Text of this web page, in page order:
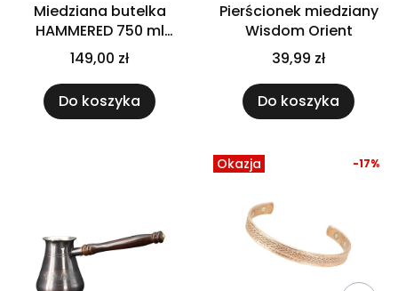
Miedziana butelka
HAMMERED 750 ml
Premium Orient
149,00 zł
Do koszyka
Pierścionek miedziany
Wisdom Orient
39,99 zł
Do koszyka
Okazja -17%